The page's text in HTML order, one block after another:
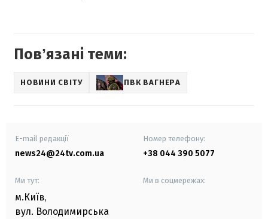
Повʼязані теми:
НОВИНИ СВІТУ ПВК ВАГНЕРА
E-mail редакції
news24@24tv.com.ua
Номер телефону:
+38 044 390 5077
Ми тут:
м.Київ,
вул. Володимирська
Ми в соцмережах: